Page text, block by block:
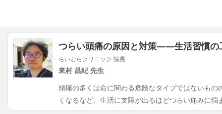
つらい頭痛の原因と対策――生活習慣の
らいむらクリニック 院長
來村 昌紀 先生
頭痛の多くは命に関わる危険なタイプではないも
くなるなど、生活に支障が出るほどつらい痛みに悩